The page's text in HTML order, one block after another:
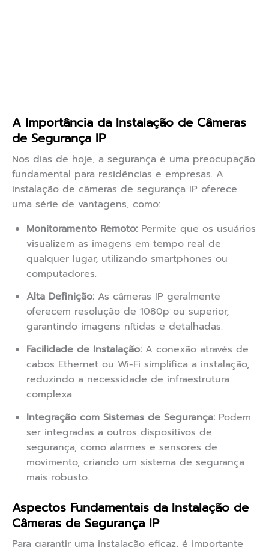
A Importância da Instalação de Câmeras
de Segurança IP
Nos dias de hoje, a segurança é uma preocupação
fundamental para residências e empresas. A
instalação de câmeras de segurança IP oferece
uma série de vantagens, como:
Monitoramento Remoto: Permite que os usuários
visualizem as imagens em tempo real de
qualquer lugar, utilizando smartphones ou
computadores.
Alta Definição: As câmeras IP geralmente
oferecem resolução de 1080p ou superior,
garantindo imagens nítidas e detalhadas.
Facilidade de Instalação: A conexão através de
cabos Ethernet ou Wi-Fi simplifica a instalação,
reduzindo a necessidade de infraestrutura
complexa.
Integração com Sistemas de Segurança: Podem
ser integradas a outros dispositivos de
segurança, como alarmes e sensores de
movimento, criando um sistema de segurança
mais robusto.
Aspectos Fundamentais da Instalação de
Câmeras de Segurança IP
Para garantir uma instalação eficaz, é importante